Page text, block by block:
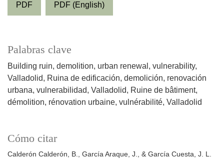
PDF PDF (English)
Palabras clave
Building ruin demolition urban renewal
vulnerability
Valladolid
Ruina de edificación demolición renovación
urbana vulnerabilidad Valladolid
Ruine de bâtiment
démolition rénovation urbaine vulnérabilité Valladolid
Cómo citar
Calderón Calderón, B., García Araque, J., & García Cuesta, J. L.